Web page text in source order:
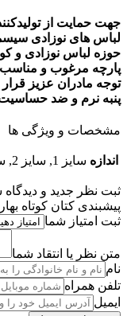
جهت حمایت از
لباس های نوزادی
حوزه لباس نوزادی و
پارچه مرغوب و
توجه مادران عزیز
پنبه نرم و ضد
مشخصات و ویژگی ها
اندازه سایز 1, سایز 2, سایز 3, سایز 4
ثبت نظر جدید و دیدگاه
پیشبندی کتان کوتاه
ثبت امتیاز شما
متن نظر یا انتقاد شما
نام
تلفن همراه
ایمیل